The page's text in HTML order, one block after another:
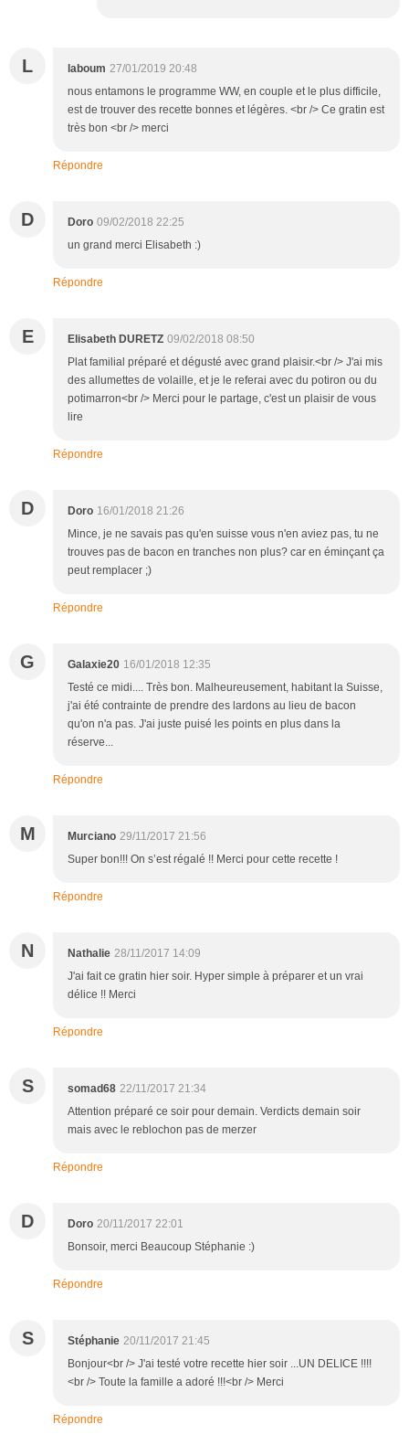
L laboum 27/01/2019 20:48
nous entamons le programme WW, en couple et le plus difficile,
est de trouver des recette bonnes et légères. <br /> Ce gratin est
très bon <br /> merci
Répondre
D Doro 09/02/2018 22:25
un grand merci Elisabeth :)
Répondre
E Elisabeth DURETZ 09/02/2018 08:50
Plat familial préparé et dégusté avec grand plaisir.<br /> J'ai mis
des allumettes de volaille, et je le referai avec du potiron ou du
potimarron<br /> Merci pour le partage, c'est un plaisir de vous
lire
Répondre
D Doro 16/01/2018 21:26
Mince, je ne savais pas qu'en suisse vous n'en aviez pas, tu ne
trouves pas de bacon en tranches non plus? car en éminçant ça
peut remplacer ;)
Répondre
G Galaxie20 16/01/2018 12:35
Testé ce midi.... Très bon. Malheureusement, habitant la Suisse,
j'ai été contrainte de prendre des lardons au lieu de bacon
qu'on n'a pas. J'ai juste puisé les points en plus dans la
réserve...
Répondre
M Murciano 29/11/2017 21:56
Super bon!!! On s’est régalé !! Merci pour cette recette !
Répondre
N Nathalie 28/11/2017 14:09
J'ai fait ce gratin hier soir. Hyper simple à préparer et un vrai
délice !! Merci
Répondre
S somad68 22/11/2017 21:34
Attention préparé ce soir pour demain. Verdicts demain soir
mais avec le reblochon pas de merzer
Répondre
D Doro 20/11/2017 22:01
Bonsoir, merci Beaucoup Stéphanie :)
Répondre
S Stéphanie 20/11/2017 21:45
Bonjour<br /> J'ai testé votre recette hier soir ...UN DELICE !!!!
<br /> Toute la famille a adoré !!!<br /> Merci
Répondre